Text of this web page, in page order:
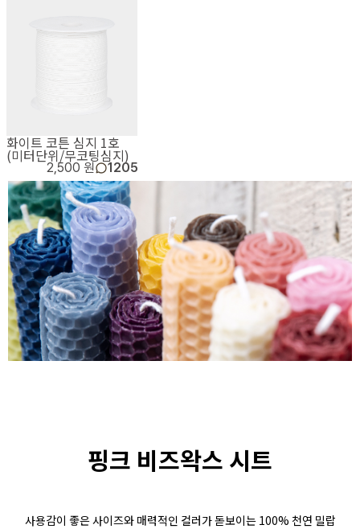
화이트 코튼 심지 1호
(미터단위/무코팅심지)
2,500 원 1205
핑크 비즈왁스 시트
사용감이 좋은 사이즈와 매력적인 컬러가 돋보이는 100% 천연 밀랍